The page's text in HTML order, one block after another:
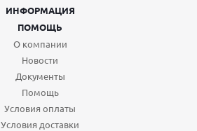
ИНФОРМАЦИЯ
ПОМОЩЬ
О компании
Новости
Документы
Помощь
Условия оплаты
Условия доставки